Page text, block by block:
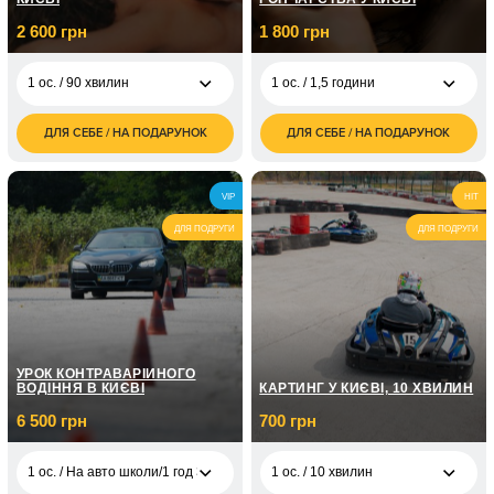
2 600 грн
1 ос. / 90 хвилин
2 600
грн
2 ос. / 90 хвилин
5 200
грн
ДЛЯ СЕБЕ / НА ПОДАРУНОК
1 800 грн
1 ос. / 1,5 години
1 800
грн
2 ос. / 1,5 години
2 500
грн
ДЛЯ СЕБЕ / НА ПОДАРУНОК
VIP
ДЛЯ ПОДРУГИ
УРОК КОНТРАВАРІЙНОГО
ВОДІННЯ В КИЄВІ
6 500 грн
1 ос. / На авто школи/1 год 30 хв
HIT
ДЛЯ ПОДРУГИ
КАРТИНГ У КИЄВІ, 10 ХВИЛИН
700 грн
1 ос. / 10 хвилин